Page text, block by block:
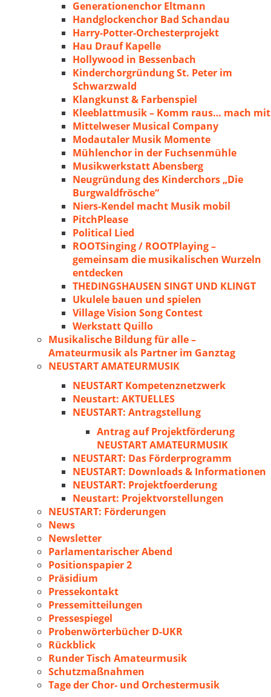
Generationenchor Eltmann
Handglockenchor Bad Schandau
Harry-Potter-Orchesterprojekt
Hau Drauf Kapelle
Hollywood in Bessenbach
Kinderchorgründung St. Peter im
Schwarzwald
Klangkunst & Farbenspiel
Kleeblattmusik – Komm raus… mach mit
Mittelweser Musical Company
Modautaler Musik Momente
Mühlenchor in der Fuchsenmühle
Musikwerkstatt Abensberg
Neugründung des Kinderchors „Die
Burgwaldfrösche“
Niers-Kendel macht Musik mobil
PitchPlease
Political Lied
ROOTSinging / ROOTPlaying –
gemeinsam die musikalischen Wurzeln
entdecken
THEDINGSHAUSEN SINGT UND KLINGT
Ukulele bauen und spielen
Village Vision Song Contest
Werkstatt Quillo
Musikalische Bildung für alle –
Amateurmusik als Partner im Ganztag
NEUSTART AMATEURMUSIK
NEUSTART Kompetenznetzwerk
Neustart: AKTUELLES
NEUSTART: Antragstellung
Antrag auf Projektförderung
NEUSTART AMATEURMUSIK
NEUSTART: Das Förderprogramm
NEUSTART: Downloads & Informationen
NEUSTART: Projektfoerderung
Neustart: Projektvorstellungen
NEUSTART: Förderungen
News
Newsletter
Parlamentarischer Abend
Positionspapier 2
Präsidium
Pressekontakt
Pressemitteilungen
Pressespiegel
Probenwörterbücher D-UKR
Rückblick
Runder Tisch Amateurmusik
Schutzmaßnahmen
Tage der Chor- und Orchestermusik